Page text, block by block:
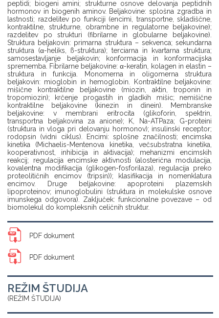
peptidi; biogeni amini; strukturne osnove delovanja peptidnih
hormonov in biogenih aminov. Beljakovine: splošna zgradba in
lastnosti; razdelitev po funkciji (encimi, transportne, skladiščne,
kontraktilne, strukturne, obrambne in regulatorne beljakovine);
razdelitev po strukturi (fibrilarne in globularne beljakovine).
Struktura beljakovin: primarna struktura – sekvenca; sekundarna
struktura (α-heliks, ß-struktura); terciarna in kvartarna struktura;
samosestavljanje beljakovin; konformacija in konformacijska
sprememba. Fibrilarne beljakovine: α-keratin, kolagen in elastin –
struktura in funkcija. Monomerna in oligomerna struktura
beljakovin: mioglobin in hemoglobin. Kontraktilne beljakovine:
mišične kontraktilne beljakovine (miozin, aktin, troponin in
tropomiozin); krčenje progastih in gladkih mišic; nemišične
kontraktilne beljakovine (kinezin in dinein). Membranske
beljakovine: v membrani eritrocita (glikoforin, spektrin,
transportna beljakovina za anione); K, Na-ATPaza; G-proteini
(struktura in vloga pri delovanju hormonov); insulinski receptor;
rodopsin (vidni ciklus). Encimi: splošne značilnosti; encimska
kinetika (Michaelis-Mentenova kinetika, večsubstratna kinetika,
kooperativnost, inhibicija in aktivacija); mehanizmi encimskih
reakcij; regulacija encimske aktivnosti (alosterična modulacija,
kovalentna modifikacija (glikogen-fosforilaza), regulacija preko
proteolitičnih encimov (tripsin)); klasifikacija in nomenklatura
encimov. Druge beljakovine: apoproteini plazemskih
lipoproteinov; imunoglobulini (struktura in molekulske osnove
imunskega odgovora). Zaključek: funkcionalne povezave – od
biomolekul do kompleksnih celičnih struktur.
PDF dokument
PDF dokument
REŽIM ŠTUDIJA
(REŽIM ŠTUDIJA)